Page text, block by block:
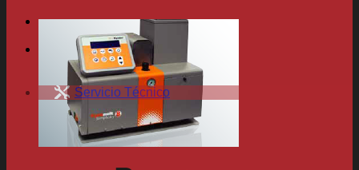
Search
for:
Servicio Técnico